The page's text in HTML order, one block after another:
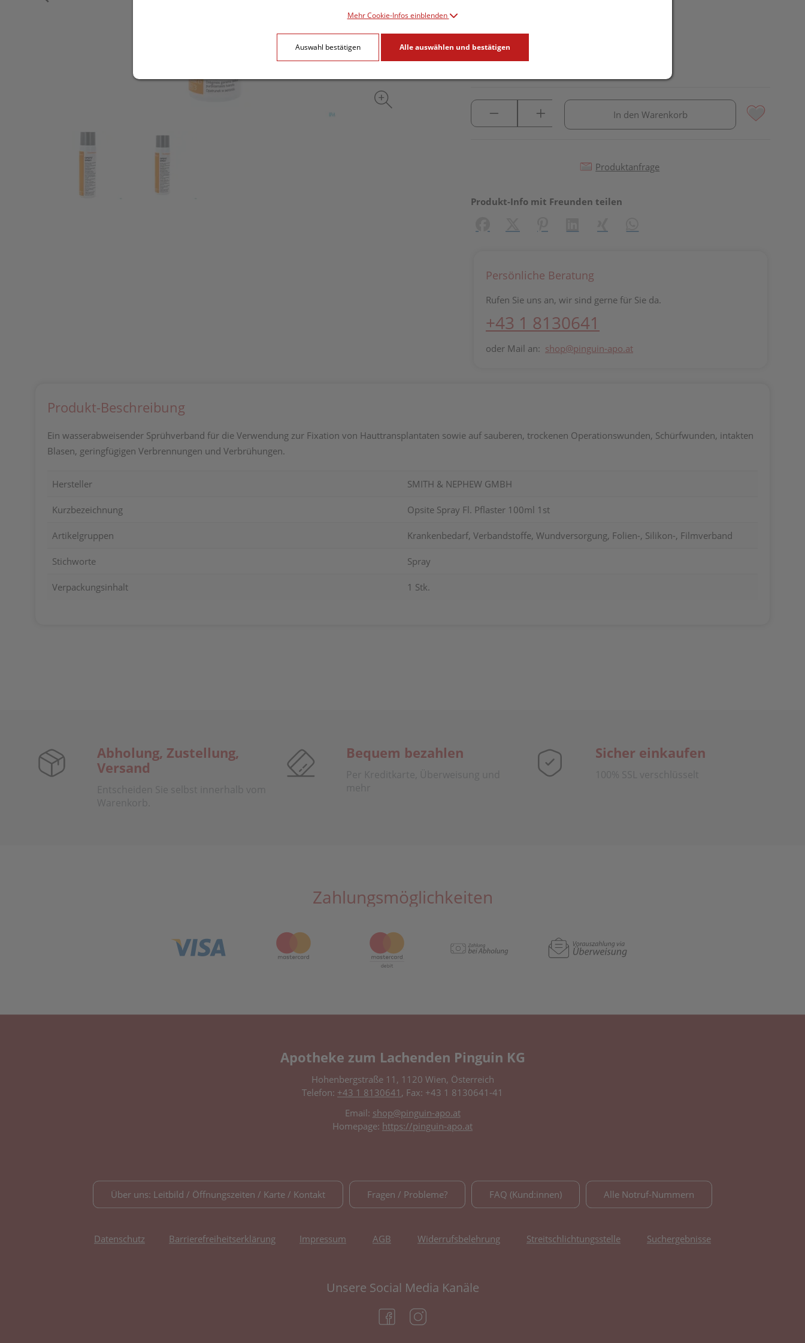
lieferbar
In den Warenkorb
Produktanfrage
Produkt-Info mit Freunden teilen
Persönliche Beratung
Rufen Sie uns an, wir sind gerne für Sie da.
+43 1 8130641
oder Mail an: shop@pinguin-apo.at
Produkt-Beschreibung
Ein wasserabweisender Sprühverband für die Verwendung zur Fixation von Hauttransplantaten sowie auf sauberen, trockenen Operationswunden, Schürfwunden, intakten
Blasen, geringfügigen Verbrennungen und Verbrühungen.
Hersteller SMITH & NEPHEW GMBH
Kurzbezeichnung Opsite Spray Fl. Pflaster 100ml 1st
Artikelgruppen Krankenbedarf, Verbandstoffe, Wundversorgung, Folien-, Silikon-, Filmverband
Stichworte Spray
Verpackungsinhalt 1 Stk.
Abholung, Zustellung,
Versand
Entscheiden Sie selbst innerhalb vom
Warenkorb.
Bequem bezahlen
Per Kreditkarte, Überweisung und
mehr
Sicher einkaufen
100% SSL verschlüsselt
Zahlungsmöglichkeiten
Apotheke zum Lachenden Pinguin KG
Hohenbergstraße 11, 1120 Wien, Österreich
Telefon: +43 1 8130641 , Fax: +43 1 8130641-41
Email: shop@pinguin-apo.at
Homepage: https://pinguin-apo.at
Über uns: Leitbild / Öffnungszeiten / Karte / Kontakt Fragen / Probleme? FAQ (Kund:innen) Alle Notruf-Nummern
Datenschutz Barrierefreiheitserklärung Impressum AGB Widerrufsbelehrung Streitschlichtungsstelle Suchergebnisse
Unsere Social Media Kanäle
(öffnet in neuem Tab)
Mehr Cookie-Infos einblenden
Auswahl bestätigen Alle auswählen und bestätigen